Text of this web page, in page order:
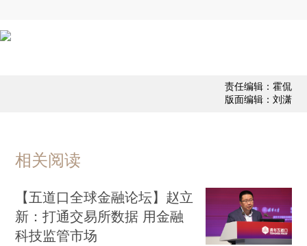
责任编辑：霍侃
版面编辑：刘潇
相关阅读
【五道口全球金融论坛】赵立
新：打通交易所数据 用金融
科技监管市场